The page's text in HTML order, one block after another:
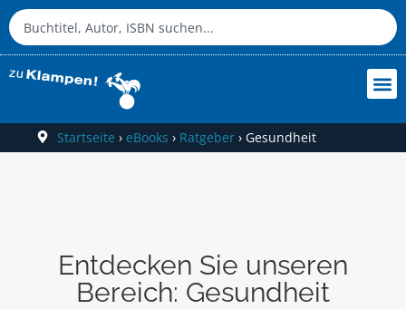
Startseite › eBooks › Ratgeber› Gesundheit
Entdecken Sie unseren
Bereich: Gesundheit